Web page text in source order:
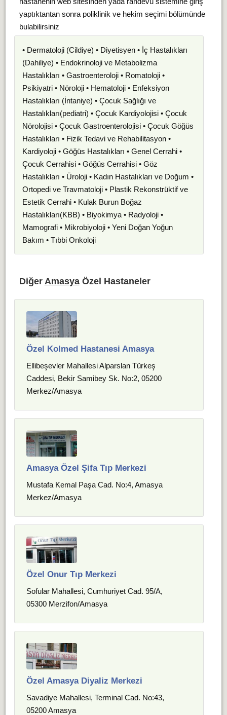
yaptıktantan sonra poliklinik ve hekim seçimi bölümünde
bulabilirsiniz
• Dermatoloji (Cildiye) • Diyetisyen • İç Hastalıkları
(Dahiliye) • Endokrinoloji ve Metabolizma
Hastalıkları • Gastroenteroloji • Romatoloji •
Psikiyatri • Nöroloji • Hematoloji • Enfeksiyon
Hastalıkları (İntaniye) • Çocuk Sağlığı ve
Hastalıkları(pediatri) • Çocuk Kardiyolojisi • Çocuk
Nörolojisi • Çocuk Gastroenterolojisi • Çocuk Göğüs
Hastalıkları • Fizik Tedavi ve Rehabilitasyon •
Kardiyoloji • Göğüs Hastalıkları • Genel Cerrahi •
Çocuk Cerrahisi • Göğüs Cerrahisi • Göz
Hastalıkları • Üroloji • Kadın Hastalıkları ve Doğum •
Ortopedi ve Travmatoloji • Plastik Rekonstrüktif ve
Estetik Cerrahi • Kulak Burun Boğaz
Hastalıkları(KBB) • Biyokimya • Radyoloji •
Mamografi • Mikrobiyoloji • Yeni Doğan Yoğun
Bakım • Tıbbi Onkoloji
Diğer AmasyaÖzel Hastaneler
Özel Kolmed Hastanesi Amasya
Ellibeşevler Mahallesi Alparslan Türkeş
Caddesi, Bekir Samibey Sk. No:2, 05200
Merkez/Amasya
Amasya Özel Şifa Tıp Merkezi
Mustafa Kemal Paşa Cad. No:4, Amasya
Merkez/Amasya
Özel Onur Tıp Merkezi
Sofular Mahallesi, Cumhuriyet Cad. 95/A,
05300 Merzifon/Amasya
Özel Amasya Diyaliz Merkezi
Savadiye Mahallesi, Terminal Cad. No:43,
05200 Amasya